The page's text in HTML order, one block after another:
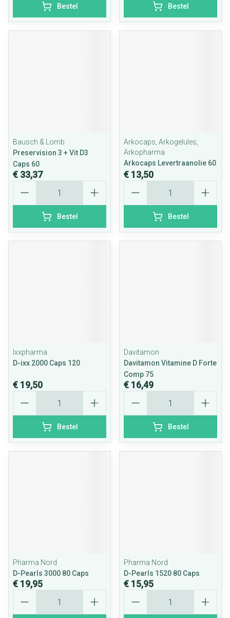
Bestel Bestel
Bausch & Lomb
Preservision 3 + Vit D3
Caps 60
€ 33,37
Bestel
Arkocaps, Arkogelules,
Arkopharma
Arkocaps Levertraanolie 60
€ 13,50
Bestel
Ixxpharma
D-ixx 2000 Caps 120
€ 19,50
Bestel
Davitamon
Davitamon Vitamine D Forte
Comp 75
€ 16,49
Bestel
Pharma Nord
D-Pearls 3000 80 Caps
€ 19,95
Pharma Nord
D-Pearls 1520 80 Caps
€ 15,95